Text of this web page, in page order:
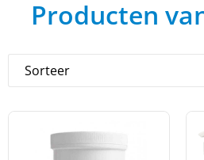
Producten